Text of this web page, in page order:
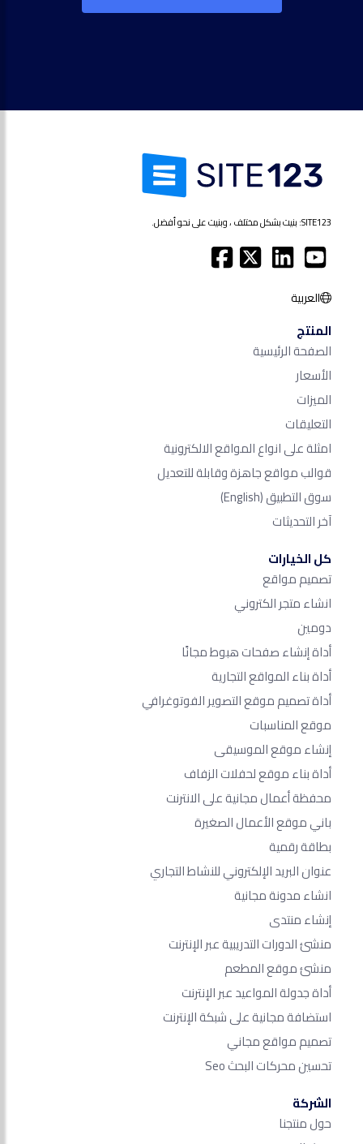
SITE123: بنيت بشكل مختلف ، وبنيت على نحو أفضل.
العربية
المنتج
الصفحة الرئيسية
الأسعار
الميزات
التعليقات
امثلة على انواع المواقع الالكترونية
قوالب مواقع جاهزة وقابلة للتعديل
سوق التطبيق(English)
آخر التحديثات
كل الخيارات
تصميم مواقع
انشاء متجر الكتروني
دومين
أداة إنشاء صفحات هبوط مجانًا
أداة بناء المواقع التجارية
أداة تصميم موقع التصوير الفوتوغرافي
موقع المناسبات
إنشاء موقع الموسيقى
أداة بناء موقع لحفلات الزفاف
محفظة أعمال مجانية على الانترنت
باني موقع الأعمال الصغيرة
بطاقة رقمية
عنوان البريد الإلكتروني للنشاط التجاري
انشاء مدونة مجانية
إنشاء منتدى
منشئ الدورات التدريبية عبر الإنترنت
منشئ موقع المطعم
أداة جدولة المواعيد عبر الإنترنت
استضافة مجانية على شبكة الإنترنت
تصميم مواقع مجاني
تحسين محركات البحث Seo​
الشركة
حول منتجنا